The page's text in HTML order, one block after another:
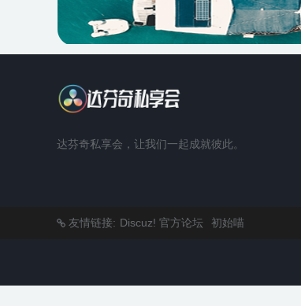
达芬奇私享会，让我们一起成就彼此。
友情链接: Discuz! 官方论坛 初始喵